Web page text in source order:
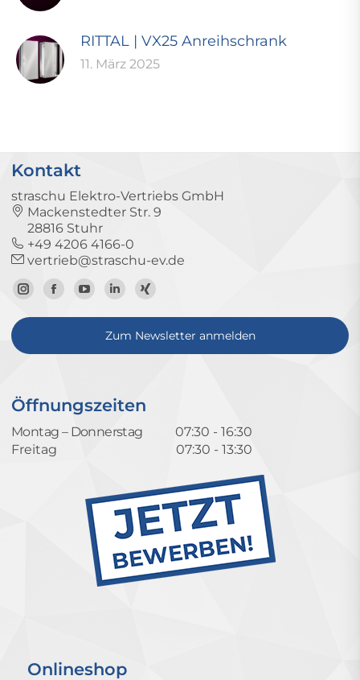
RITTAL | VX25 Anreihschrank
11. März 2025
Kontakt
straschu Elektro-Vertriebs GmbH
Mackenstedter Str. 9
28816 Stuhr
+49 4206 4166-0
vertrieb@straschu-ev.de
Zum
Instagram-
Zur
Facebook-
Zum
YouTube-
Kanal
Zum
LinkedIn-
Profil
Zum
Xing-
Profil
Zum Newsletter anmelden
Öffnungszeiten
Montag – Donnerstag
07:30 - 16:30
Freitag
07:30 - 13:30
Onlineshop